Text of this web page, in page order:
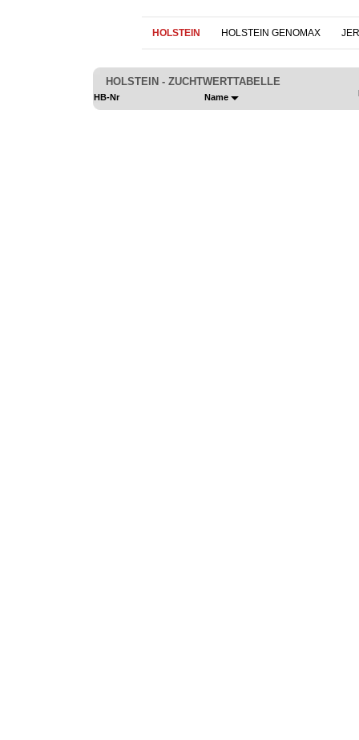
HOLSTEIN HOLSTEIN GENOMAX
HOLSTEIN - ZUCHTWERTTABELLE
HB-Nr Name